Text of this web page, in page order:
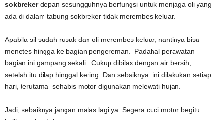
sokbrekerdepan sesungguhnya berfungsi untuk menjaga oli yang
ada di dalam tabung sokbreker tidak merembes keluar.
Apabila sil sudah rusak dan oli merembes keluar, nantinya bisa
menetes hingga ke bagian pengereman. Padahal perawatan
bagian ini gampang sekali. Cukup dibilas dengan air bersih,
setelah itu dilap hinggal kering. Dan sebaiknya ini dilakukan setiap
hari, terutama sehabis motor digunakan melewati hujan.
Jadi, sebaiknya jangan malas lagi ya. Segera cuci motor begitu